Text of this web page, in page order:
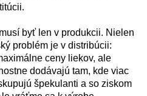
úcii.
í byť len v produkcii. Nielen
ý probl ém je v distribúcii:
á lne ceny liekov, ale
dodávajú tam, kde viac
ú špekulanti a so ziskom